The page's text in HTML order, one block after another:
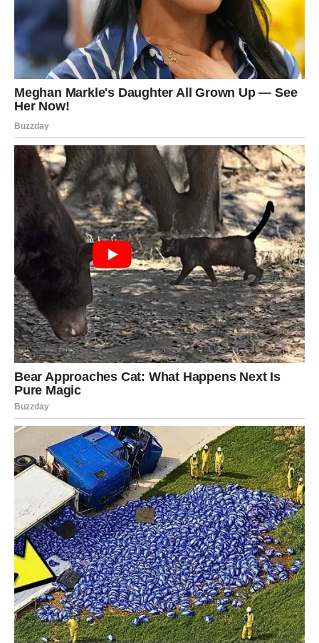
ozbiljnost i posvećenost. Osećate da se tlo pod nogama
stabilizuje.
Ako ste slobodni, moguće je poznanstvo sa osobom koja
potrebu za sigurnošću i ko ne igra igre.
Bik konačno shvata da ljubav ne mora da boli da bi bila
stvarna.
Finansije i sigurnost
Moguće je finansijsko poboljšanje ili stabilniji tok novca.
Brige koje su vas opterećivale počinju da se rešavaju.
Za Bika, brisanje bola znači povratak stabilnosti – i
emotivne i materijalne.
VODOLIJA – OSLOBAĐANJE OD
TERETA KOJI VAS JE KOČIO
Vodolija je znak koji spolja deluje smireno, ali iznutra
često vodi duboke borbe. U prethodnom periodu možda
ste osećali razočaranje u ljude, možda ste se povukli da